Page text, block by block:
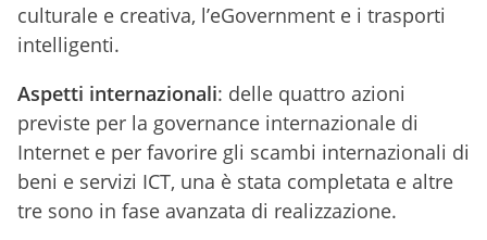
culturale e creativa, l’eGovernment e i trasporti
intelligenti.
Aspetti internazionali: delle quattro azioni
previste per la governance internazionale di
Internet e per favorire gli scambi internazionali di
beni e servizi ICT, una è stata completata e altre
tre sono in fase avanzata di realizzazione.